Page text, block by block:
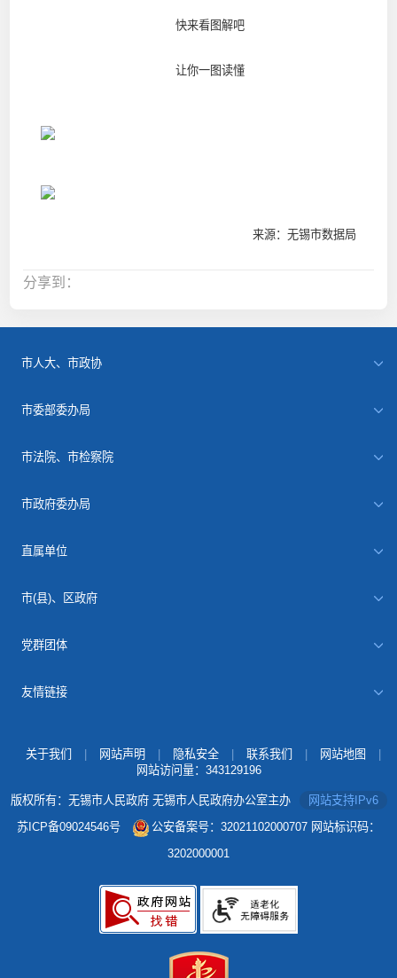
快来看图解吧
让你一图读懂
来源：无锡市数据局
分享到：
市人大、市政协
市委部委办局
市法院、市检察院
市政府委办局
直属单位
市(县)、区政府
党群团体
友情链接
关于我们 网站声明 隐私安全 联系我们 网站地图
网站访问量： 343129196
版权所有：无锡市人民政府 无锡市人民政府办公室主办
网站支持IPv6
苏ICP备09024546号
公安备案号：32021102000707 网站标识码：
3202000001